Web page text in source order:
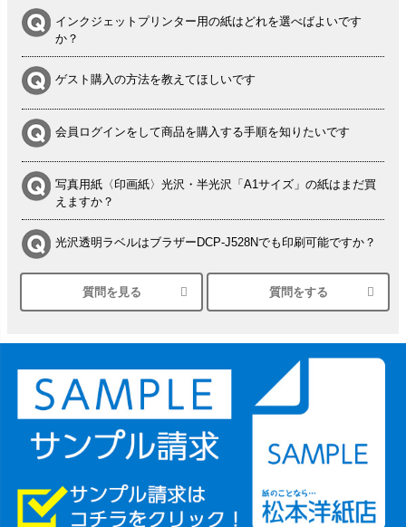
インクジェットプリンター用の紙はどれを選べばよいです
か？
ゲスト購入の方法を教えてほしいです
会員ログインをして商品を購入する手順を知りたいです
写真用紙〈印画紙〉光沢・半光沢「A1サイズ」の紙はまだ買
えますか？
光沢透明ラベルはブラザーDCP-J528Nでも印刷可能ですか？
シルバーペーパーにEPSON EP-30VAで印刷するときの設定
は？
ーSC-P8050に対応してますか
塩ビのロール紙で離型紙が透明の商品はありますか
つや消し半透明ラベルのロールタイプはありますか？
縦420mm×横650mmの包装紙に適した紙はありますか？
質問を見る 質問をする